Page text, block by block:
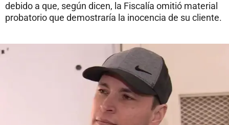
debido a que, según dicen, la Fiscalía omitió material
probatorio que demostraría la inocencia de su cliente.